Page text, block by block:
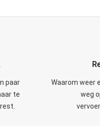
paar
te
Waarom weer
weg